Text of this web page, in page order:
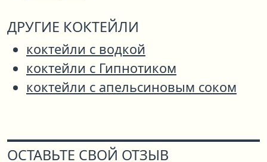
ДРУГИЕ КОКТЕЙЛИ
коктейли с водкой
коктейли с Гипнотиком
коктейли с апельсиновым соком
ОСТАВЬТЕ СВОЙ ОТЗЫВ